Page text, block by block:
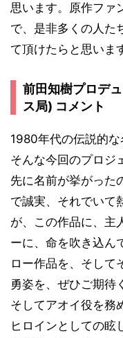
思います。原作ファ
で、是非多くの人た
て頂けたらと思いま
前田知樹プロデ
ス局) コメント
1980年代の伝説的な
そんな今回のプロジ
先に名前が挙がった
で誠実、それでいて
が、この作品に、主
ーに、命を吹き込ん
ロー作品を、そして
勇姿を、ぜひご期待
そしてアオイ役を務
ヒロインとしての眩